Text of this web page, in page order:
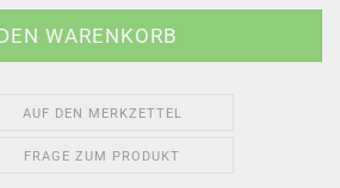
AUF DEN MERKZETTEL
FRAGE ZUM PRODUKT